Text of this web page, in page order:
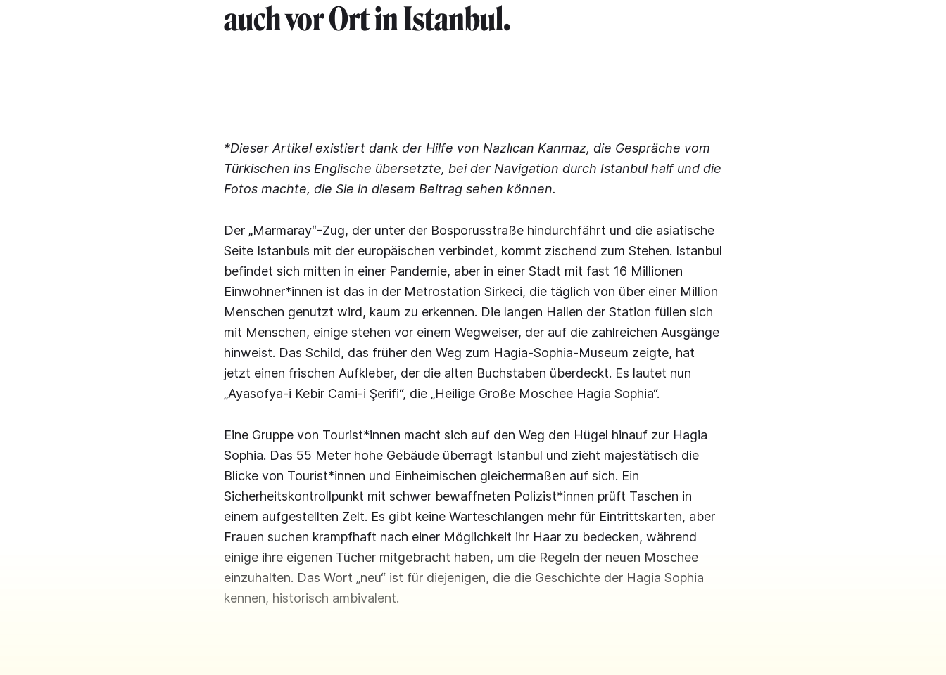
auch vor Ort in Istanbul.
*Dieser Artikel existiert dank der Hilfe von Nazlıcan Kanmaz, die Gespräche vom
Türkischen ins Englische übersetzte, bei der Navigation durch Istanbul half und die
Fotos machte, die Sie in diesem Beitrag sehen können.
Der „Marmaray“-Zug, der unter der Bosporusstraße hindurchfährt und die asiatische
Seite Istanbuls mit der europäischen verbindet, kommt zischend zum Stehen. Istanbul
befindet sich mitten in einer Pandemie, aber in einer Stadt mit fast 16 Millionen
Einwohner*innen ist das in der Metrostation Sirkeci, die täglich von über einer Million
Menschen genutzt wird, kaum zu erkennen. Die langen Hallen der Station füllen sich
mit Menschen, einige stehen vor einem Wegweiser, der auf die zahlreichen Ausgänge
hinweist. Das Schild, das früher den Weg zum Hagia-Sophia-Museum zeigte, hat
jetzt einen frischen Aufkleber, der die alten Buchstaben überdeckt. Es lautet nun
„Ayasofya-i Kebir Cami-i Şerifi“, die „Heilige Große Moschee Hagia Sophia“.
Eine Gruppe von Tourist*innen macht sich auf den Weg den Hügel hinauf zur Hagia
Sophia. Das 55 Meter hohe Gebäude überragt Istanbul und zieht majestätisch die
Blicke von Tourist*innen und Einheimischen gleichermaßen auf sich. Ein
Sicherheitskontrollpunkt mit schwer bewaffneten Polizist*innen prüft Taschen in
einem aufgestellten Zelt. Es gibt keine Warteschlangen mehr für Eintrittskarten, aber
Frauen suchen krampfhaft nach einer Möglichkeit ihr Haar zu bedecken, während
einige ihre eigenen Tücher mitgebracht haben, um die Regeln der neuen Moschee
einzuhalten. Das Wort „neu“ ist für diejenigen, die die Geschichte der Hagia Sophia
kennen, historisch ambivalent.